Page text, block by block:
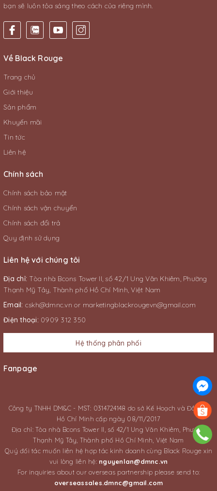
bạn sẽ luôn tỏa sáng theo cách của riêng mình.
Về Black Rouge
Trang chủ
Giới thiệu
Sản phẩm
Khuyến mãi
Tin tức
Liên hệ
Chính sách
Chính sách bảo mật
Chính sách vận chuyển
Chính sách đổi trả
Quy định sử dụng
Liên hệ với chúng tôi
Địa chỉ: Tòa nhà Bcons Tower II, số 42/1 Ung Văn Khiêm, Phường
Thạnh Mỹ Tây, Thành phố Hồ Chí Minh, Việt Nam
Email: cskh@dmnc.vn or marketingblackrougevn@gmail.com
Điện thoại: 0909 312 350
Hệ thống phân phối
Công ty TNHH DM&C - MST: 0314724148 do sở Kế Hoạch và Đầu Tư
Hồ Chí Minh cấp ngày 08/11/2017
Địa chỉ: Tòa nhà Bcons Tower II, số 42/1 Ung Văn Khiêm, Phường
Thạnh Mỹ Tây, Thành phố Hồ Chí Minh, Việt Nam
Quý đối tác muốn liên hệ hợp tác kinh doanh cùng Black Rouge xin
vui lòng liên hệ: nguyenlan@dmnc.vn
For inquiries about our overseas partnership please send to:
overseassales.dmnc@gmail.com
Fanpage